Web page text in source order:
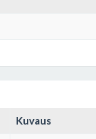
Kuvaus